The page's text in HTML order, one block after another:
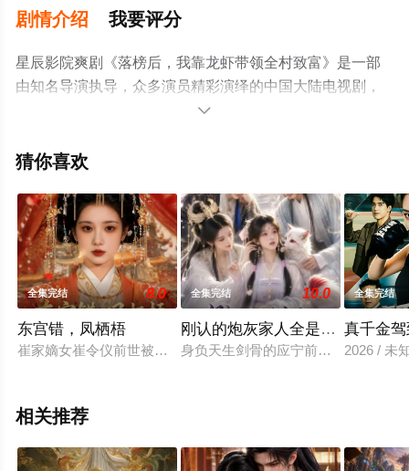
剧情介绍 我要评分
星辰影院爽剧《落榜后，我靠龙虾带领全村致富》是一部
由知名导演执导，众多演员精彩演绎的中国大陆电视剧，
大结局剧情已揭晓（全集完结），手机免费观看高清无删
至豆瓣电视剧、电视猫或剧情网等平台了解。

猜你喜欢
全集完结 8.0
东宫错，凤栖梧
崔家嫡女崔令仪前世被太子与庶妹联手算计，惨遭毁容，含恨
全集完结 10.0
刚认的炮灰家人全是灭世大反派
身负天生剑骨的应宁前世遭师门误解
全集完结
真千金
2026 / 未
相关推荐